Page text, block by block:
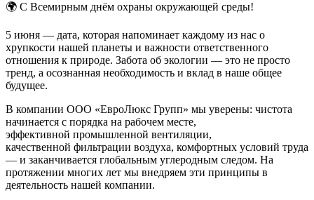
🌍 С Всемирным днём охраны окружающей среды!
5 июня — дата, которая напоминает каждому из нас о
хрупкости нашей планеты и важности ответственного
отношения к природе. Забота об экологии — это не просто
тренд, а осознанная необходимость и вклад в наше общее
будущее.
В компании ООО «ЕвроЛюкс Групп» мы уверены: чистота
начинается с порядка на рабочем месте,
эффективной промышленной вентиляции,
качественной фильтрации воздуха, комфортных условий труда
— и заканчивается глобальным углеродным следом. На
протяжении многих лет мы внедряем эти принципы в
деятельность нашей компании.